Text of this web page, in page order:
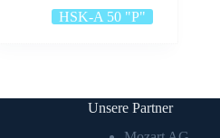
HSK-A 50 "P"
Unsere Partner